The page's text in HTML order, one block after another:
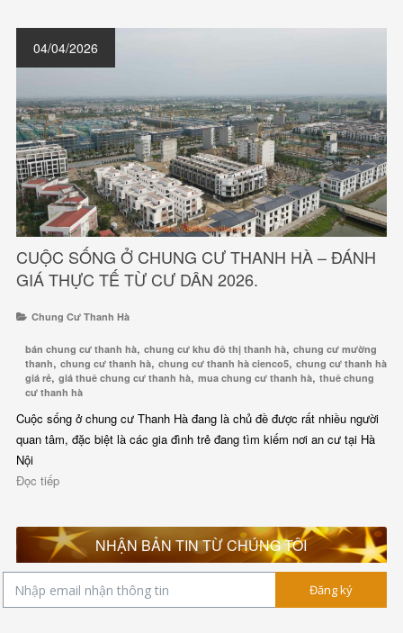
04/04/2026
CUỘC SỐNG Ở CHUNG CƯ THANH HÀ – ĐÁNH
GIÁ THỰC TẾ TỪ CƯ DÂN 2026.
Chung Cư Thanh Hà
bán chung cư thanh hà, chung cư khu đô thị thanh hà, chung cư mường
thanh, chung cư thanh hà, chung cư thanh hà cienco5, chung cư thanh hà
giá rẻ, giá thuê chung cư thanh hà, mua chung cư thanh hà, thuê chung
cư thanh hà
Cuộc sống ở chung cư Thanh Hà đang là chủ đề được rất nhiều người
quan tâm, đặc biệt là các gia đình trẻ đang tìm kiếm nơi an cư tại Hà
Nội
Đọc tiếp
NHẬN BẢN TIN TỪ CHÚNG TÔI
Đăng ký